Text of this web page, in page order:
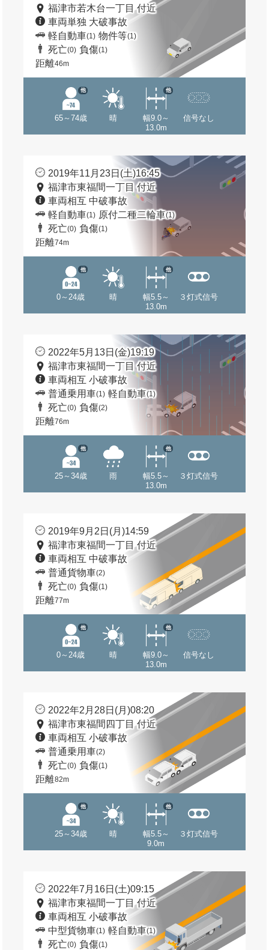
福津市若木台一丁目 付近
車両単独 大破事故
軽自動車(1) 物件等(1)
死亡(0) 負傷(1)
距離46m
65～74歳
他
晴
幅9.0～
13.0m
他
信号なし
2019年11月23日(土)16:45
福津市東福間一丁目 付近
車両相互 中破事故
軽自動車(1) 原付二種二輪車(1)
死亡(0) 負傷(1)
距離74m
0～24歳
他
晴
幅5.5～
13.0m
他
３灯式信号
2022年5月13日(金)19:19
福津市東福間一丁目 付近
車両相互 小破事故
普通乗用車(1) 軽自動車(1)
死亡(0) 負傷(2)
距離76m
25～34歳
他
雨
幅5.5～
13.0m
他
３灯式信号
2019年9月2日(月)14:59
福津市東福間一丁目 付近
車両相互 中破事故
普通貨物車(2)
死亡(0) 負傷(1)
距離77m
0～24歳
他
晴
幅9.0～
13.0m
他
信号なし
2022年2月28日(月)08:20
福津市東福間四丁目 付近
車両相互 小破事故
普通乗用車(2)
死亡(0) 負傷(1)
距離82m
25～34歳
他
晴
幅5.5～
9.0m
他
３灯式信号
2022年7月16日(土)09:15
福津市東福間一丁目 付近
車両相互 小破事故
中型貨物車(1) 軽自動車(1)
死亡(0) 負傷(1)